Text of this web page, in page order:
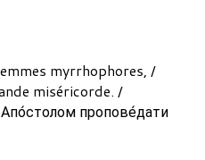
myrrhophores, /
miséricorde. /
пропове́дати